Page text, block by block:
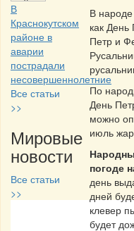
В
Краснокутском
районе в
аварии
пострадали
несовершеннолетние
Все статьи
>>
Мировые
новости
Все статьи
>>
В народе
как
Петр и
По
День
можно
июль
погоде
день
дней
клевер
будет